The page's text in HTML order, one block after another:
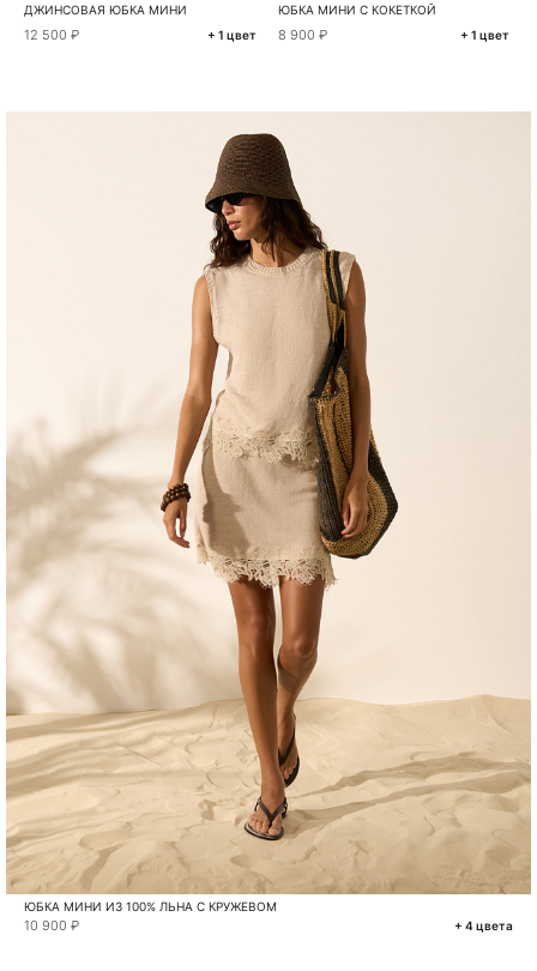
ДЖИНСОВАЯ ЮБКА МИНИ
12 500 ₽ + 1 цвет
ЮБКА МИНИ С КОКЕТКОЙ
8 900 ₽ + 1 цвет
ЮБКА МИНИ ИЗ 100% ЛЬНА С КРУЖЕВОМ
10 900 ₽ + 4 цвета